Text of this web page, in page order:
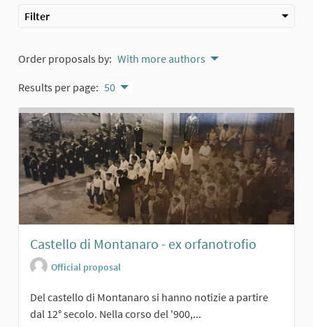
Filter
Order proposals by: With more authors
Results per page: 50
Castello di Montanaro - ex orfanotrofio
Official proposal
Del castello di Montanaro si hanno notizie a partire
dal 12° secolo. Nella corso del '900,...